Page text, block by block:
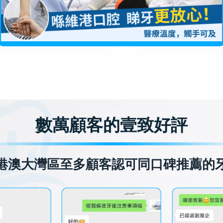
數萬顧客的壹致好評
澳大灣區至多顧客認可同口碑推薦的